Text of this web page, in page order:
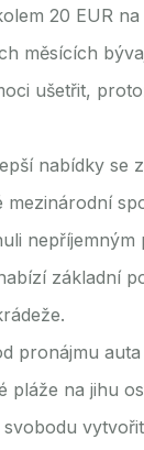
20 EUR
měsících
ušetřit,
nabídky se
mezinárodní
základní
pronájmu
pláže na jihu